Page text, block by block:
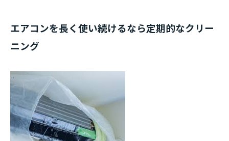
エアコンを長く使い続けるなら定期的なクリー
ニング